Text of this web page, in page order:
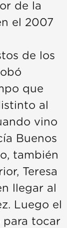
de la
el 2007
de los
que
al
vino
Buenos
también
Teresa
llegar al
Luego el
para tocar